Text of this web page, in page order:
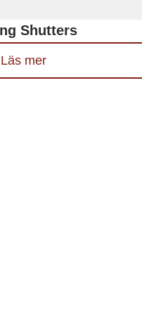
Shutters
Läs mer